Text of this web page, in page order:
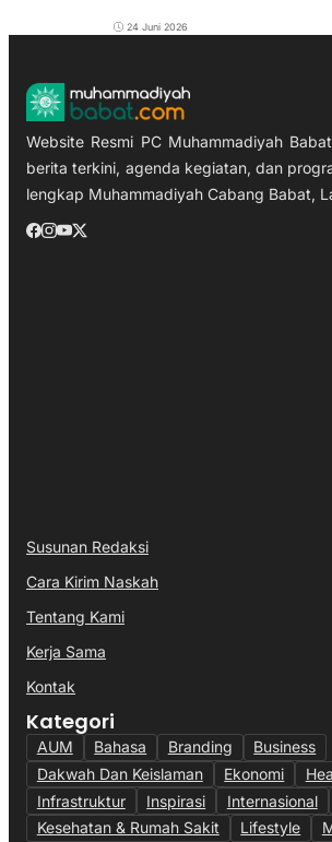
24 Juni 2026
Website Resmi PC Muhammadiyah
berita terkini, agenda kegiatan, dan
lengkap Muhammadiyah Cabang Babat,
Susunan Redaksi
Cara Kirim Naskah
Tentang Kami
Kerja Sama
Kontak
Kategori
AUM Bahasa Branding
Business
Dakwah Dan Keislaman
Ekonomi
Infrastruktur
Inspirasi Internasional
Kesehatan & Rumah Sakit
Lifestyle